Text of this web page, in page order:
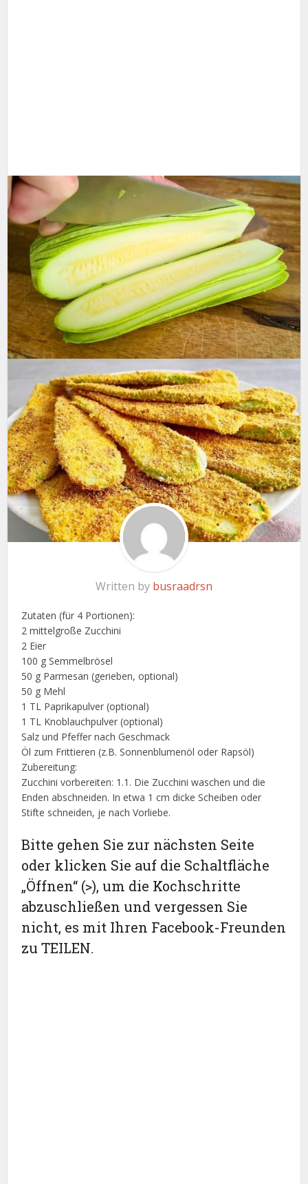
Written by busraadrsn
Zutaten (für 4 Portionen):
2 mittelgroße Zucchini
2 Eier
100 g Semmelbrösel
50 g Parmesan (gerieben, optional)
50 g Mehl
1 TL Paprikapulver (optional)
1 TL Knoblauchpulver (optional)
Salz und Pfeffer nach Geschmack
Öl zum Frittieren (z.B. Sonnenblumenöl oder Rapsöl)
Zubereitung:
Zucchini vorbereiten: 1.1. Die Zucchini waschen und die
Enden abschneiden. In etwa 1 cm dicke Scheiben oder
Stifte schneiden, je nach Vorliebe.
Bitte gehen Sie zur nächsten Seite
oder klicken Sie auf die Schaltfläche
„Öffnen“ (>), um die Kochschritte
abzuschließen und vergessen Sie
nicht, es mit Ihren Facebook-Freunden
zu TEILEN.